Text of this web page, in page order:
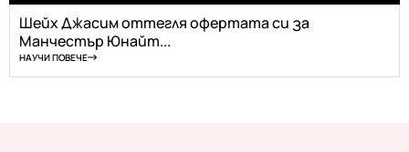
Шейх Джасим оттегля офертата си за
Манчестър Юнайт...
НАУЧИ ПОВЕЧЕ